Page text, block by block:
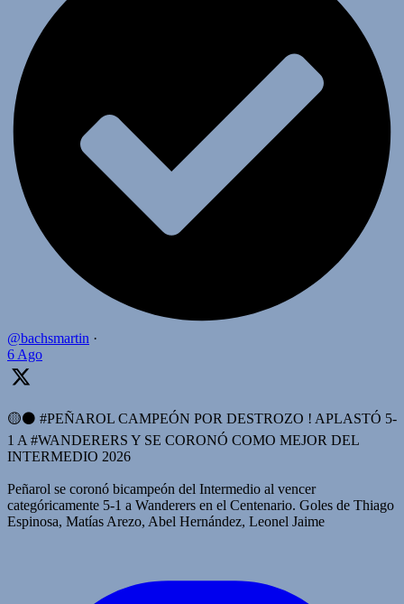
@bachsmartin ·
6 Ago
🟡⚫️ #PEÑAROL CAMPEÓN POR DESTROZO ! APLASTÓ 5-
1 A #WANDERERS Y SE CORONÓ COMO MEJOR DEL
INTERMEDIO 2026
Peñarol se coronó bicampeón del Intermedio al vencer
categóricamente 5-1 a Wanderers en el Centenario. Goles de Thiago
Espinosa, Matías Arezo, Abel Hernández, Leonel Jaime